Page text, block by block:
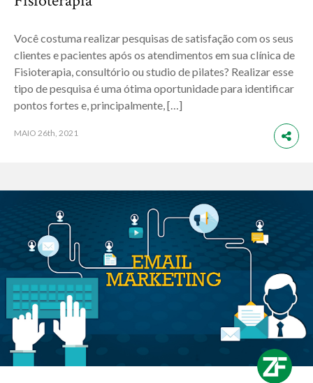
Você costuma realizar pesquisas de satisfação com os seus
clientes e pacientes após os atendimentos em sua clínica de
Fisioterapia, consultório ou studio de pilates? Realizar esse
tipo de pesquisa é uma ótima oportunidade para identificar
pontos fortes e, principalmente, […]
MAIO 26th, 2021